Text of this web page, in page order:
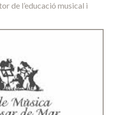
de l’educació musical i